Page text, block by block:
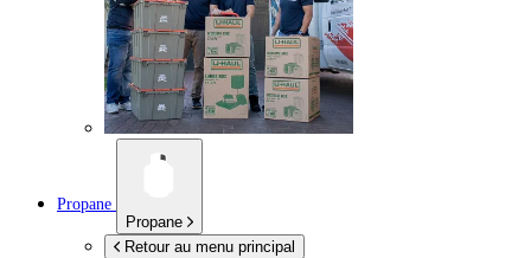
Propane
Propane
Retour au menu principal